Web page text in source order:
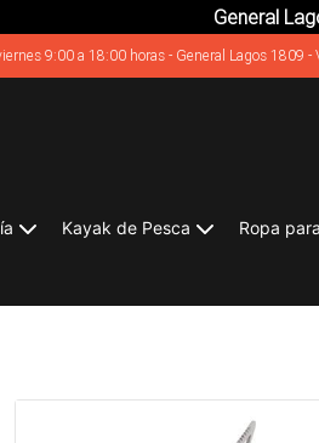
General
9:00 a 18:00 horas- General Lagos 1809 -
Kayak de Pesca Ropa